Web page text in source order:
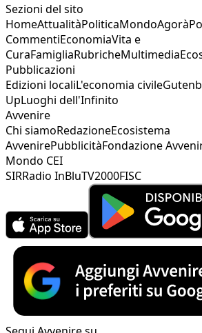
Sezioni del sito
HomeAttualitàPoliticaMondoAgorà
CommentiEconomiaVita e
CuraFamigliaRubricheMultimedia
Pubblicazioni
Edizioni localiL'economia civile
UpLuoghi dell'Infinito
Avvenire
Chi siamoRedazioneEcosistema
AvvenirePubblicitàFondazione
Mondo CEI
SIRRadio InBluTV2000FISC